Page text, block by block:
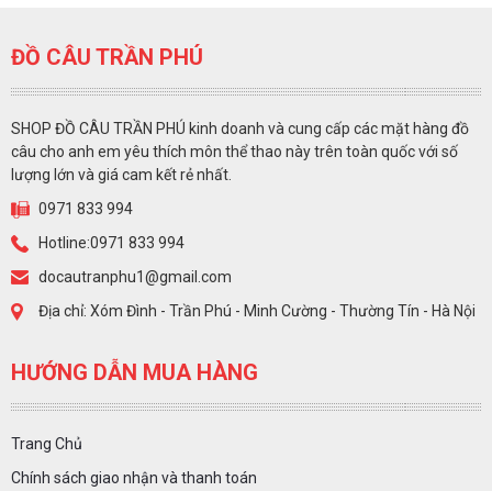
ĐỒ CÂU TRẦN PHÚ
SHOP ĐỒ CÂU TRẦN PHÚ kinh doanh và cung cấp các mặt hàng đồ
câu cho anh em yêu thích môn thể thao này trên toàn quốc với số
lượng lớn và giá cam kết rẻ nhất.
0971 833 994
Hotline:0971 833 994
docautranphu1@gmail.com
Địa chỉ: Xóm Đình - Trần Phú - Minh Cường - Thường Tín - Hà Nội
HƯỚNG DẪN MUA HÀNG
Trang Chủ
Chính sách giao nhận và thanh toán